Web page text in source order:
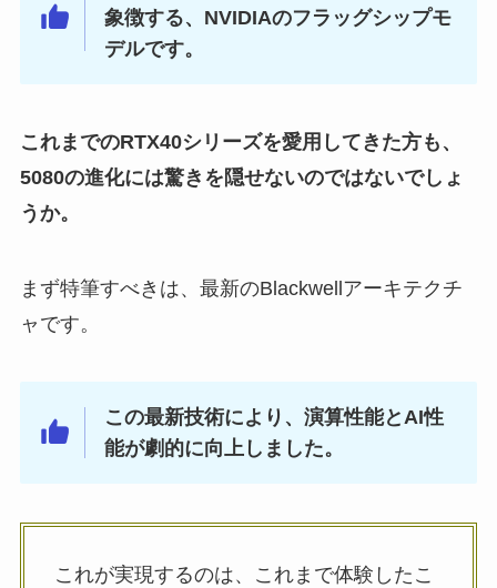
象徴する、NVIDIAのフラッグシップモ
デルです。
これまでのRTX40シリーズを愛用してきた方も、
5080の進化には驚きを隠せないのではないでしょ
うか。
まず特筆すべきは、最新のBlackwellアーキテクチ
ャです。
この最新技術により、演算性能とAI性
能が劇的に向上しました。
これが実現するのは、これまで体験したこ